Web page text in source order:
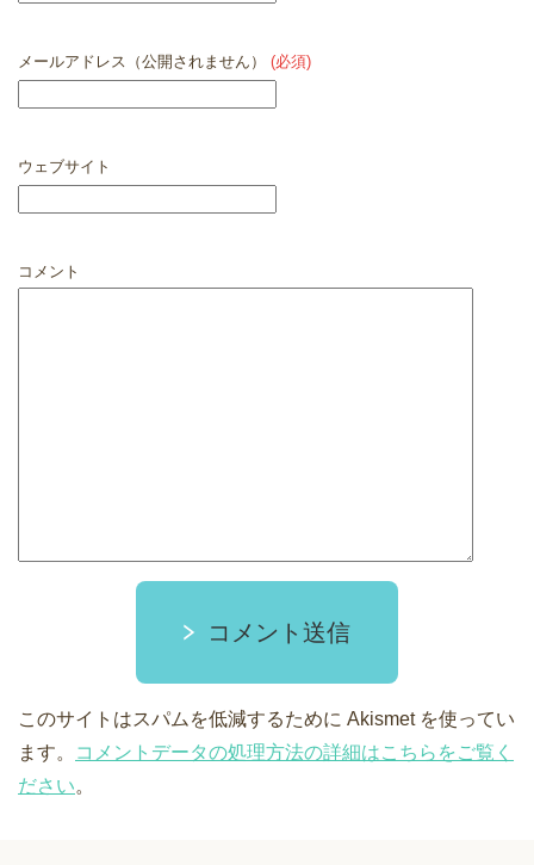
メールアドレス（公開されません） (必須)
ウェブサイト
コメント
コメント送信
このサイトはスパムを低減するために Akismet を使ってい
ます。
コメントデータの処理方法の詳細はこちらをご覧く
ださい。